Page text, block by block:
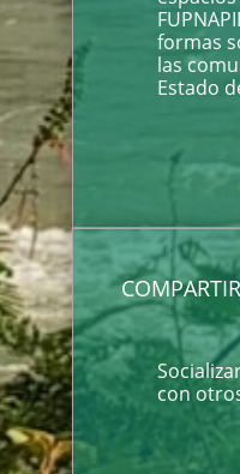
formas
las
Estado
COMPARTIR
con